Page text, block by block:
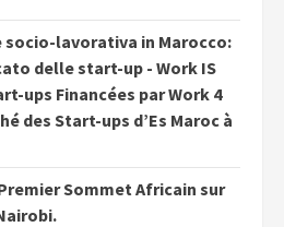
lavorativa in Marocco:
delle start-up - Work IS
ups Financées par Work 4
des Start-ups d’Es Maroc à
Sommet Africain sur